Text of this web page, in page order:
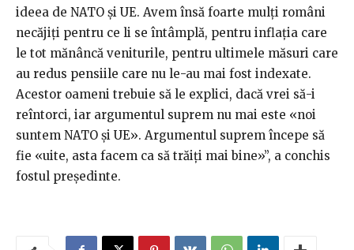
ideea de NATO și UE. Avem însă foarte mulți români
necăjiți pentru ce li se întâmplă, pentru inflația care
le tot mănâncă veniturile, pentru ultimele măsuri care
au redus pensiile care nu le-au mai fost indexate.
Acestor oameni trebuie să le explici, dacă vrei să-i
reîntorci, iar argumentul suprem nu mai este «noi
suntem NATO și UE». Argumentul suprem începe să
fie «uite, asta facem ca să trăiți mai bine»”, a conchis
fostul președinte.